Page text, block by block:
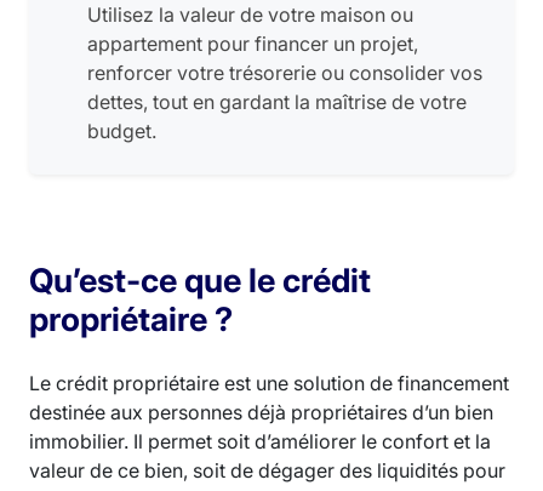
Utilisez la valeur de votre maison ou
appartement pour financer un projet,
renforcer votre trésorerie ou consolider vos
dettes, tout en gardant la maîtrise de votre
budget.
Qu’est-ce que le crédit
propriétaire ?
Le crédit propriétaire est une solution de financement
destinée aux personnes déjà propriétaires d’un bien
immobilier. Il permet soit d’améliorer le confort et la
valeur de ce bien, soit de dégager des liquidités pour